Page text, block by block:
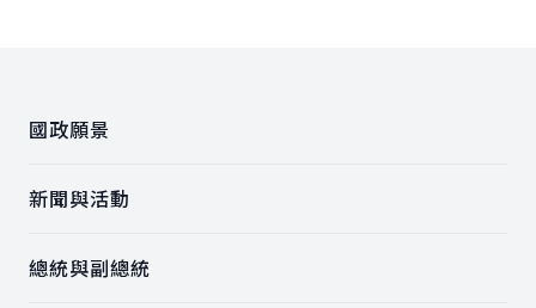
國政願景
新聞與活動
總統與副總統